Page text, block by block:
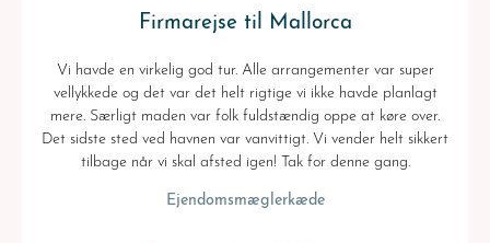
Firmarejse til Mallorca
Vi havde en virkelig god tur. Alle arrangementer var super
vellykkede og det var det helt rigtige vi ikke havde planlagt
mere. Særligt maden var folk fuldstændig oppe at køre over.
Det sidste sted ved havnen var vanvittigt. Vi vender helt sikkert
tilbage når vi skal afsted igen! Tak for denne gang.
Ejendomsmæglerkæde